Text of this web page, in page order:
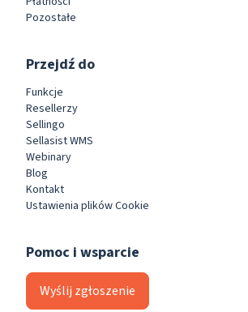
Pozostałe
Przejdź do
Funkcje
Resellerzy
Sellingo
Sellasist WMS
Webinary
Blog
Kontakt
Ustawienia plików Cookie
Pomoc i wsparcie
Wyślij zgłoszenie